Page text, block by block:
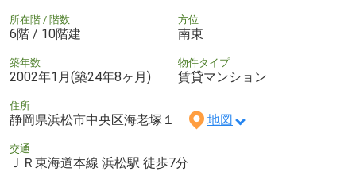
所在階 / 階数
6階 / 10階建
方位
南東
築年数
2002年1月(築24年8ヶ月)
物件タイプ
賃貸マンション
住所
静岡県浜松市中央区海老塚１ 地図
交通
ＪＲ東海道本線 浜松駅 徒歩7分